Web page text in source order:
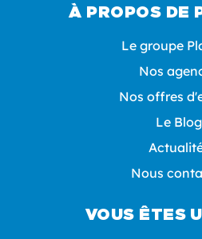
À PROPOS DE
Le groupe
Nos
Nos offres
Le Blog
Nous
VOUS ÊTES